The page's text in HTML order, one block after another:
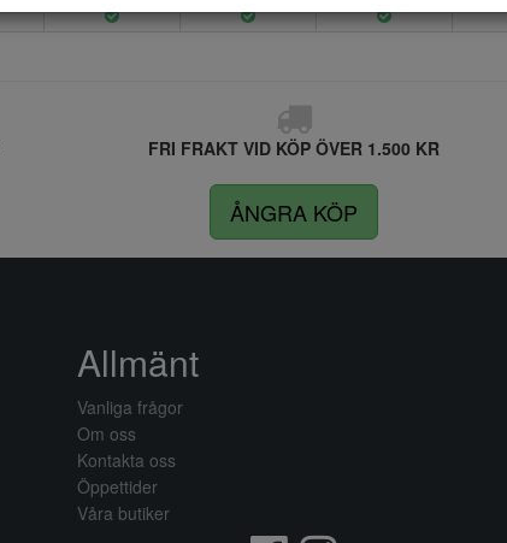
FRI FRAKT VID KÖP ÖVER 1.500 KR
ÅNGRA KÖP
Allmänt
Vanliga frågor
Om oss
Kontakta oss
Öppettider
Våra butiker